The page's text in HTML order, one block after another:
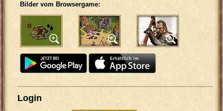
Bilder vom Browsergame:
Login